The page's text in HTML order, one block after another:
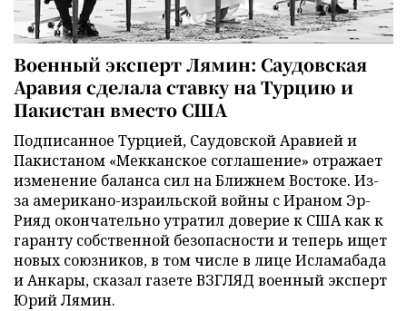
Военный эксперт Лямин: Саудовская
Аравия сделала ставку на Турцию и
Пакистан вместо США
Подписанное Турцией, Саудовской Аравией и
Пакистаном «Мекканское соглашение» отражает
изменение баланса сил на Ближнем Востоке. Из-
за американо-израильской войны с Ираном Эр-
Рияд окончательно утратил доверие к США как к
гаранту собственной безопасности и теперь ищет
новых союзников, в том числе в лице Исламабада
и Анкары, сказал газете ВЗГЛЯД военный эксперт
Юрий Лямин.